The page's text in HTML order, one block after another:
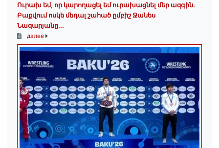
Ուրախ եմ, որ կարողացել եմ ուրախացնել մեր ազգին.
Բաքվում ոսկե մեդալ շահած ըմբիշ Ջանես
Նազարյանը...
далее